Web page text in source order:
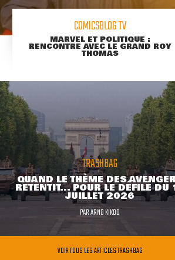
COMICSBLOG TV
MARVEL ET POLITIQUE :
RENCONTRE AVEC LE GRAND ROY
THOMAS
TRASHBAG
QUAND LE THÈME DES
RETENTIT... POUR LE DÉFILÉ DU
JUILLET 2026
PARARNO KIKOO
VOIR TOUS LES ARTICLES TRASHBAG